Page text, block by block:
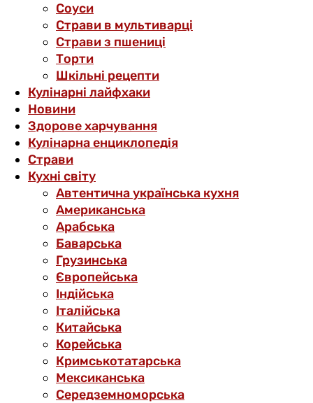
Соуси
Страви в мультиварці
Страви з пшениці
Торти
Шкільні рецепти
Кулінарні лайфхаки
Новини
Здорове харчування
Кулінарна енциклопедія
Страви
Кухні світу
Автентична українська кухня
Американська
Арабська
Баварська
Грузинська
Європейська
Індійська
Італійська
Китайська
Корейська
Кримськотатарська
Мексиканська
Середземноморська